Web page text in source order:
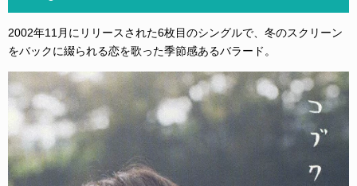
2002年11月にリリースされた6枚目のシングルで、冬のスクリーン
をバックに綴られる恋を歌った季節感あるバラード。